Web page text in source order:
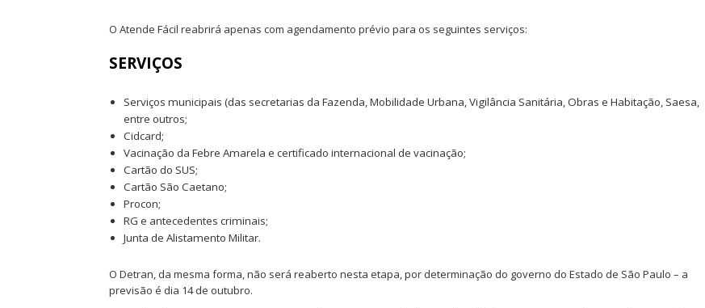
O Atende Fácil reabrirá apenas com agendamento prévio para os seguintes serviços:
SERVIÇOS
Serviços municipais (das secretarias da Fazenda, Mobilidade Urbana, Vigilância Sanitária, Obras e Habitação, Saesa,
entre outros;
Cidcard;
Vacinação da Febre Amarela e certificado internacional de vacinação;
Cartão do SUS;
Cartão São Caetano;
Procon;
RG e antecedentes criminais;
Junta de Alistamento Militar.
O Detran, da mesma forma, não será reaberto nesta etapa, por determinação do governo do Estado de São Paulo – a
previsão é dia 14 de outubro.